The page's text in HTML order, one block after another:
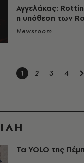
Αγγελάκας:
η υπόθεση των
Newsroom
1 2 3 4
Τα YOLO της